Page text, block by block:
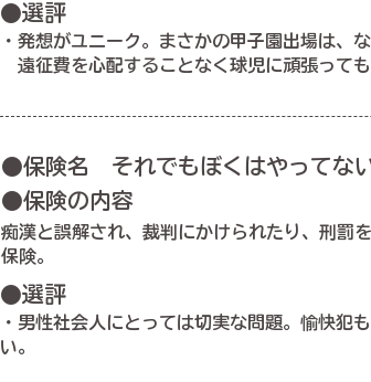
●選評
・発想がユニーク。まさかの甲子園出場は、
遠征費を心配することなく球児に頑張っても
●保険名 それでもぼくはやってな
●保険の内容
痴漢と誤解され、裁判にかけられたり、刑罰
保険。​
●選評
・男性社会人にとっては切実な問題。愉快犯
い。